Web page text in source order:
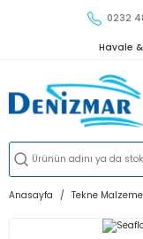
0232
Havale &
Anasayfa Tekne